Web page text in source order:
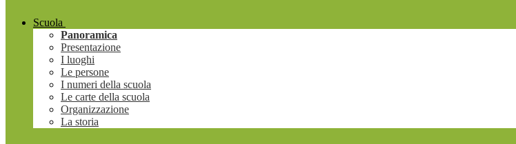
Scuola
Panoramica
Presentazione
I luoghi
Le persone
I numeri della scuola
Le carte della scuola
Organizzazione
La storia